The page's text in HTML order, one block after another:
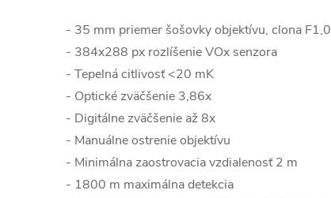
- 35 mm priemer šošovky objektívu, clona F1,0
- 384x288 px rozlíšenie VOx senzora
- Tepelná citlivosť <20 mK
- Optické zväčšenie 3,86x
- Digitálne zväčšenie až 8x
- Manuálne ostrenie objektívu
- Minimálna zaostrovacia vzdialenosť 2 m
- 1800 m maximálna detekcia